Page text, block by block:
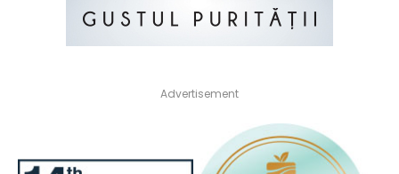
Advertisement